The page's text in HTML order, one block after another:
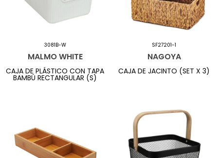
3081B-W
MALMO WHITE
CAJA DE PLÁSTICO CON TAPA
BAMBÚ RECTANGULAR (S)
SF27201-1
NAGOYA
CAJA DE JACINTO (SET X 3)